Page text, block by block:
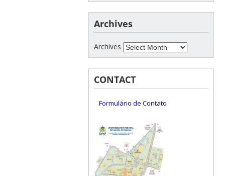
Archives
Archives
CONTACT
Formulário de Contato